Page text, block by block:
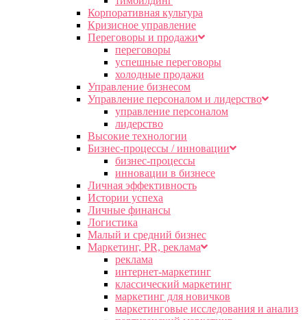
Корпоративная культура
Кризисное управление
Переговоры и продажи
переговоры
успешные переговоры
холодные продажи
Управление бизнесом
Управление персоналом и лидерство
управление персоналом
лидерство
Высокие технологии
Бизнес-процессы / инновации
бизнес-процессы
инновации в бизнесе
Личная эффективность
Истории успеха
Личные финансы
Логистика
Малый и средний бизнес
Маркетинг, PR, реклама
реклама
интернет-маркетинг
классический маркетинг
маркетинг для новичков
маркетинговые исследования и анализ